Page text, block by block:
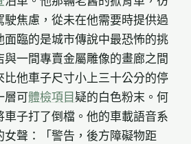
焦慮，從未在他需要時提供過
面臨的是城市傳說中最恐怖的挑
一間專賣金屬雕像的畫廊之間
比他車子尺寸小上三十公分的停
層可體檢項目 疑的白色粉末。何
子打了倒檔。他的車載語音系
女聲：「警告，後方障礙物距